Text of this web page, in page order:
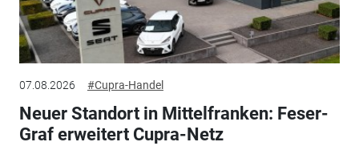
07.08.2026 #Cupra-Handel
Neuer Standort in Mittelfranken: Feser-
Graf erweitert Cupra-Netz